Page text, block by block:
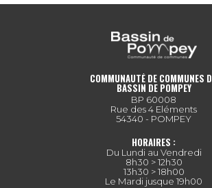
COMMUNAUTÉ DE COMMUNES
BASSIN DE POMPEY
BP 60008
Rue des 4 Eléments
54340 - POMPEY
HORAIRES :
Du Lundi au Vendredi
8h30 > 12h30
13h30 > 18h00
Le Mardi jusque 19h00